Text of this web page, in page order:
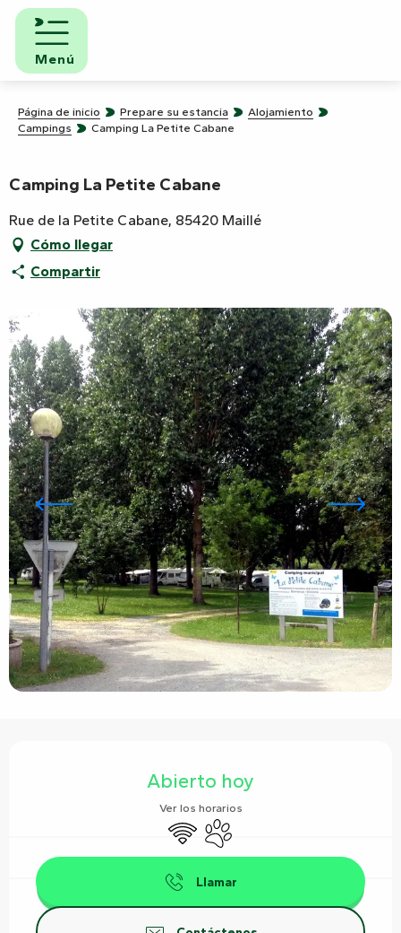
Aller
contenu
principal
Menú
Página de inicio Prepare su estancia
Alojamiento
Campings
Camping La Petite Cabane
Camping La Petite Cabane
Rue de la Petite Cabane, 85420 Maillé
Cómo llegar
Compartir
Abierto hoy
Ver los horarios
Wifi Se aceptan animales
Llamar